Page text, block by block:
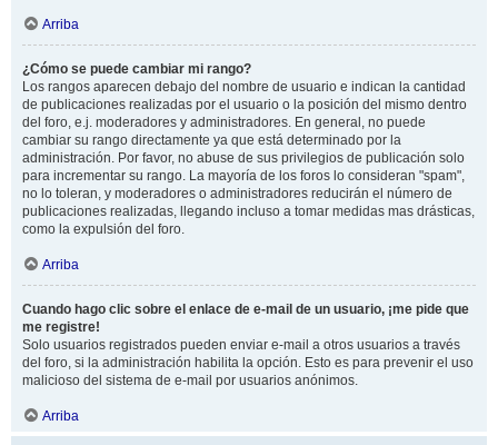
Arriba
¿Cómo se puede cambiar mi rango?
Los rangos aparecen debajo del nombre de usuario e indican la cantidad
de publicaciones realizadas por el usuario o la posición del mismo dentro
del foro, e.j. moderadores y administradores. En general, no puede
cambiar su rango directamente ya que está determinado por la
administración. Por favor, no abuse de sus privilegios de publicación solo
para incrementar su rango. La mayoría de los foros lo consideran "spam",
no lo toleran, y moderadores o administradores reducirán el número de
publicaciones realizadas, llegando incluso a tomar medidas mas drásticas,
como la expulsión del foro.
Arriba
Cuando hago clic sobre el enlace de e-mail de un usuario, ¡me pide que
me registre!
Solo usuarios registrados pueden enviar e-mail a otros usuarios a través
del foro, si la administración habilita la opción. Esto es para prevenir el uso
malicioso del sistema de e-mail por usuarios anónimos.
Arriba